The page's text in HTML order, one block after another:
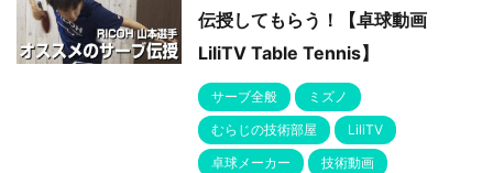
伝授してもらう！【卓球動画
LiliTV Table Tennis】
サーブ全般
ミズノ
むらじの技術部屋
LiliTV
卓球メーカー
技術動画